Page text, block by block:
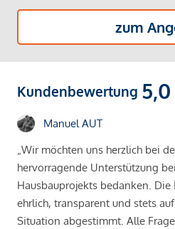
zum
Kundenbewertung 5,0
Manuel AUT
„Wir möchten uns herzlich bei
hervorragende Unterstützung
Hausbauprojekts bedanken.
ehrlich, transparent und stets
Situation abgestimmt. Alle